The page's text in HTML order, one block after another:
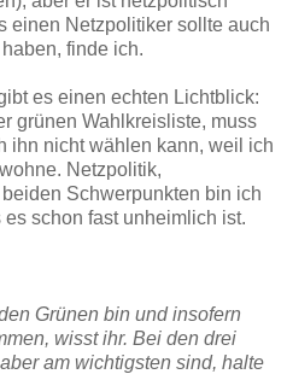
einen Netzpolitiker sollte auch
finde ich.
es einen echten Lichtblick:
grünen Wahlkreisliste, muss
ihn nicht wählen kann, weil ich
Netzpolitik,
Schwerpunkten bin ich
schon fast unheimlich ist.
Grünen bin und insofern
wisst ihr. Bei den drei
am wichtigsten sind, halte